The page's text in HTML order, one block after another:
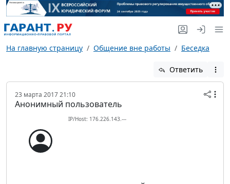
На главную страницу Общение вне работы Беседка
Ответить
23 марта 2017 21:10
Анонимный пользователь
IP/Host: 176.226.143.---